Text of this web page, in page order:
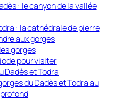
: le canyon de la vallée
: la cathédrale de pierre
aux gorges
gorges
pour visiter
Dadès et Todra
du Dadès et Todra au